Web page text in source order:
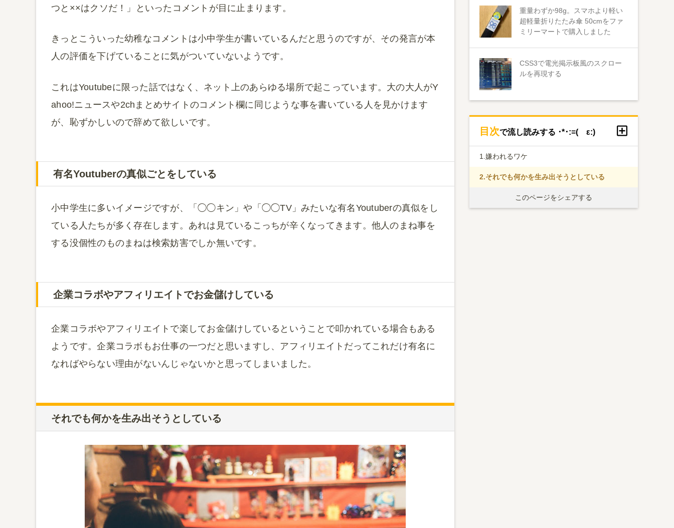
つと××はクソだ！」といったコメントが目に止まります。
きっとこういった幼稚なコメントは小中学生が書いているんだと思うのですが、その発言が本
人の評価を下げていることに気がついていないようです。
これはYoutubeに限った話ではなく、ネット上のあらゆる場所で起こっています。大の大人がY
ahoo!ニュースや2chまとめサイトのコメント欄に同じような事を書いている人を見かけます
が、恥ずかしいので辞めて欲しいです。
有名Youtuberの真似ごとをしている
小中学生に多いイメージですが、「◯◯キン」や「◯◯TV」みたいな有名Youtuberの真似をし
ている人たちが多く存在します。あれは見ているこっちが辛くなってきます。他人のまね事を
する没個性のものまねは検索妨害でしか無いです。
企業コラボやアフィリエイトでお金儲けしている
企業コラボやアフィリエイトで楽してお金儲けしているということで叩かれている場合もある
ようです。企業コラボもお仕事の一つだと思いますし、アフィリエイトだってこれだけ有名に
なればやらない理由がないんじゃないかと思ってしまいました。
それでも何かを生み出そうとしている
重量わずか98g。スマホより軽い
超軽量折りたたみ傘 50cmをファ
ミリーマートで購入しました
CSS3で電光掲示板風のスクロー
ルを再現する
目次で流し読みする ･*･:≡( ε:)
1. 嫌われるワケ
2.それでも何かを生み出そうとしている
このページをシェアする